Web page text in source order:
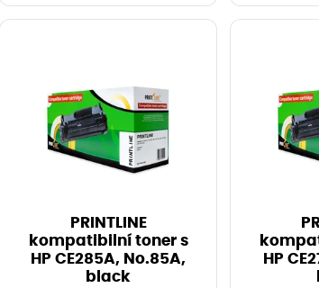
PRINTLINE
kompatibilní toner s
HP CE285A, No.85A,
black
HP